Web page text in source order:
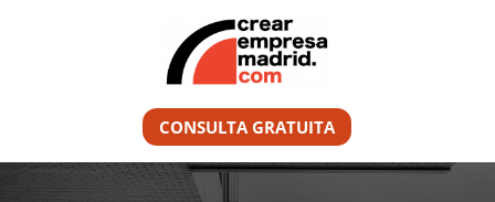
CONSULTA GRATUITA